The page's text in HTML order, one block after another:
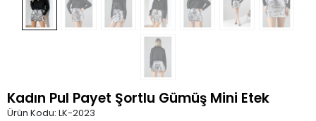
Kadın Pul Payet Şortlu Gümüş Mini Etek
Ürün Kodu: LK-2023